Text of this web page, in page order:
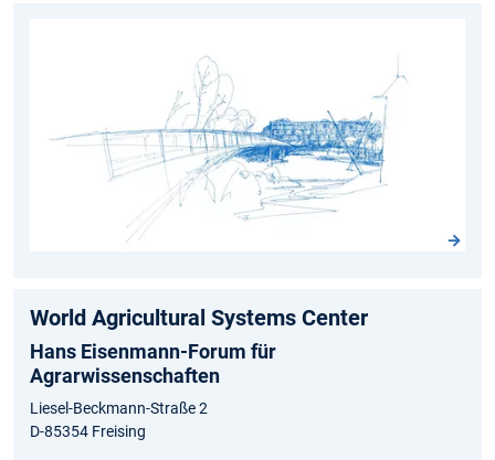
World Agricultural Systems Center
Hans Eisenmann-Forum für
Agrarwissenschaften
Liesel-Beckmann-Straße 2
D-85354 Freising